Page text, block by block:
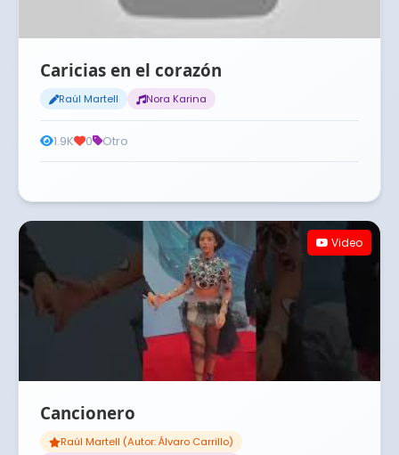
Caricias en el corazón
Raúl Martell Nora Karina
1.9K 0 Otro
Video
Cancionero
Raúl Martell (Autor: Álvaro Carrillo)